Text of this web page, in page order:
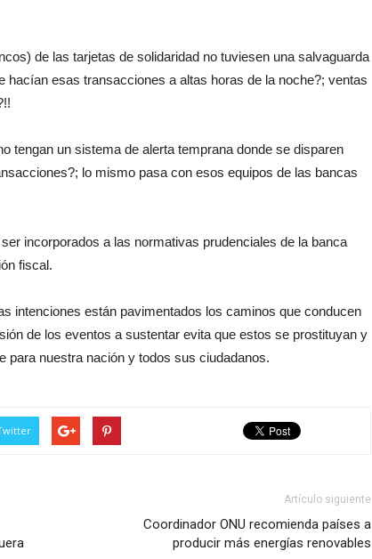
de las tarjetas de solidaridad no tuviesen una salvaguarda
hacían esas transacciones a altas horas de la noche?; ventas
tengan un sistema de alerta temprana donde se disparen
lo mismo pasa con esos equipos de las bancas
incorporados a las normativas prudenciales de la banca
fiscal.
intenciones están pavimentados los caminos que conducen
de los eventos a sustentar evita que estos se prostituyan y
para nuestra nación y todos sus ciudadanos.
Artículo siguiente
Coordinador ONU recomienda países a
producir más energías renovables